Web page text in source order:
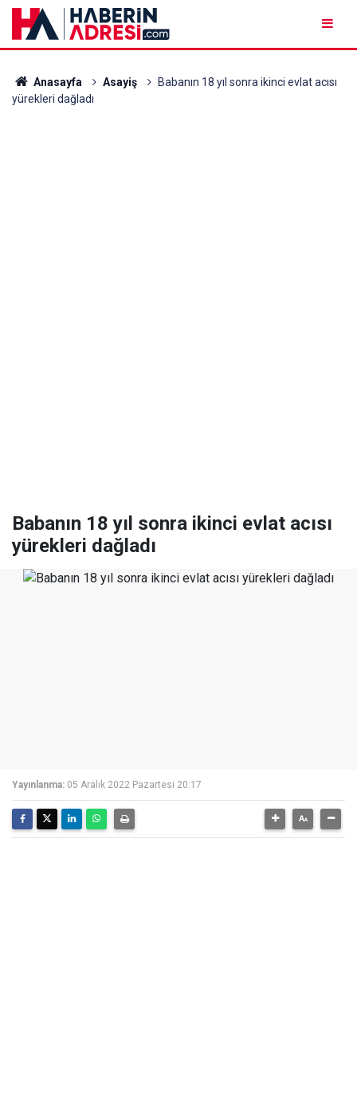
Anasayfa Asayiş
Babanın 18 yıl sonra ikinci evlat acısı
yürekleri dağladı
Babanın 18 yıl sonra ikinci evlat acısı
yürekleri dağladı
Yayınlanma: 05 Aralık 2022 Pazartesi 20:17